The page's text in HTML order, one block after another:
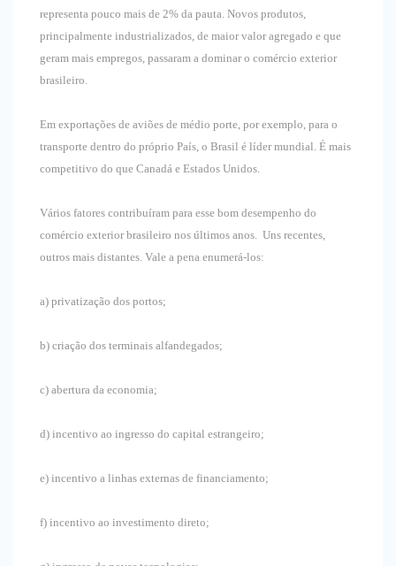
representa pouco mais de 2% da pauta. Novos produtos,
principalmente industrializados, de maior valor agregado e que
geram mais empregos, passaram a dominar o comércio exterior
brasileiro.
Em exportações de aviões de médio porte, por exemplo, para o
transporte dentro do próprio País, o Brasil é líder mundial. É mais
competitivo do que Canadá e Estados Unidos.
Vários fatores contribuíram para esse bom desempenho do
comércio exterior brasileiro nos últimos anos. Uns recentes,
outros mais distantes. Vale a pena enumerá-los:
a) privatização dos portos;
b) criação dos terminais alfandegados;
c) abertura da economia;
d) incentivo ao ingresso do capital estrangeiro;
e) incentivo a linhas externas de financiamento;
f) incentivo ao investimento direto;